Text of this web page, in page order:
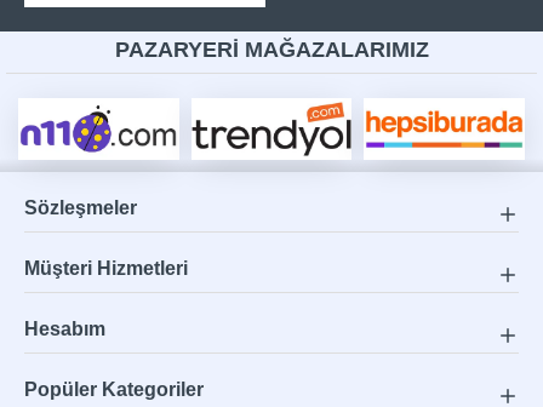
PAZARYERİ MAĞAZALARIMIZ
Sözleşmeler
Müşteri Hizmetleri
Hesabım
Popüler Kategoriler